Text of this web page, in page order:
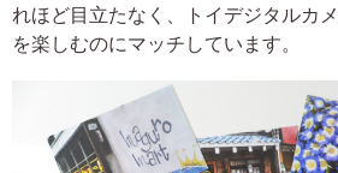
れほど目立たなく、トイデジタルカ
を楽しむのにマッチしています。